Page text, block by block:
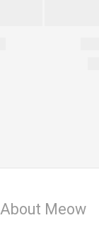
About Meow